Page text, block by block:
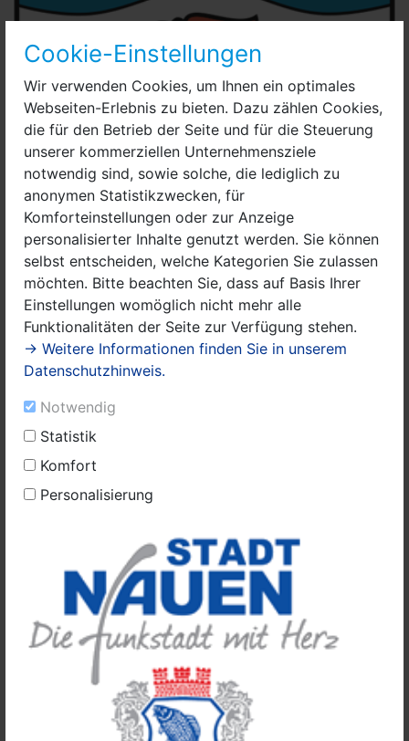
Cookie-Einstellungen
Wir verwenden Cookies, um Ihnen ein optimales
Webseiten-Erlebnis zu bieten. Dazu zählen Cookies,
die für den Betrieb der Seite und für die Steuerung
unserer kommerziellen Unternehmensziele
notwendig sind, sowie solche, die lediglich zu
anonymen Statistikzwecken, für
Komforteinstellungen oder zur Anzeige
personalisierter Inhalte genutzt werden. Sie können
selbst entscheiden, welche Kategorien Sie zulassen
möchten. Bitte beachten Sie, dass auf Basis Ihrer
Einstellungen womöglich nicht mehr alle
Funktionalitäten der Seite zur Verfügung stehen.
→ Weitere Informationen finden Sie in unserem
Datenschutzhinweis.
Notwendig
Statistik
Komfort
Personalisierung
Wappen Landkreis Havelland 512px-
DEU_Havelland_COA.svg.png (1)
Sobald diese fertig ist, wird sie im Internet
unter www.havelland.de/coronavirus veröffentlicht.
Eltern, deren Kinder von der Einstellung des Betriebs in
Schulen und Kitas betroffen sind, wird daher
empfohlen regelmäßig auf die Seite zu schauen, um
sich rechtzeitig über die Regelungen informieren zu
Vorgesehen ist ab dem 18. März 2020 eine
Kindergarten, Hort) sicherzustellen. Auf diese können
jedoch grundsätzlich nur Eltern zurückgreifen, die
Berufen der kritischen Infrastruktur arbeiten, zum
Beispiel in der medizinischen Versorgung, bei der
Polizei, in zentralen Bereichen der Verwaltung oder bei
Versorgungseinrichtungen.
Den entsprechenden Bedarf können betroffene Eltern
anzeigen, in dem sie ein passendes Formular ausfüllen.
Dieses listet alle Berufsgruppen auf, welche die
Notfallbetreuung in Anspruch nehmen können. Das
Formular wird gemeinsam mit der Allgemeinverfügung